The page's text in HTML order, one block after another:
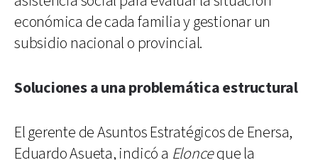
económica de cada familia y gestionar un
subsidio nacional o provincial.
Soluciones a una problemática estructural
El gerente de Asuntos Estratégicos de Enersa,
Eduardo Asueta, indicó a Elonceque la